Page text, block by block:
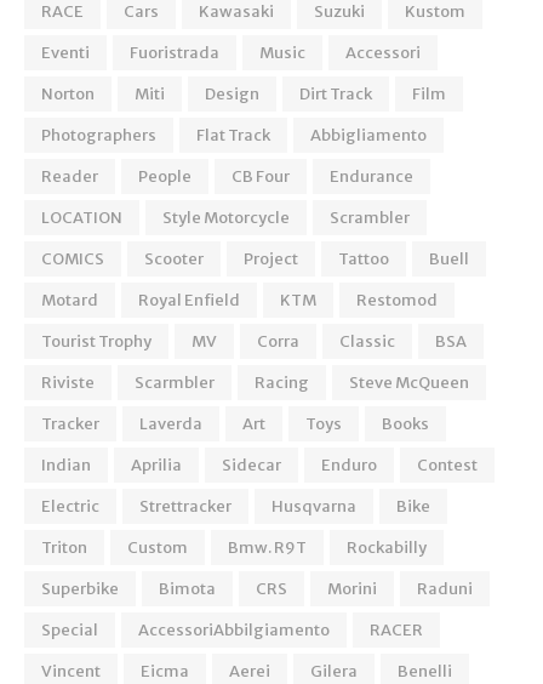
RACE
Cars Kawasaki Suzuki
Kustom
Eventi
Fuoristrada Music
Accessori
Norton
Miti Design Dirt Track
Film
Photographers
Flat Track
Abbigliamento
Reader
People CB Four
Endurance
LOCATION
Style Motorcycle
Scrambler
COMICS
Scooter Project Tattoo
Buell
Motard
Royal Enfield KTM
Restomod
Tourist Trophy
MV Corra Classic
BSA
Riviste
Scarmbler Racing
Steve McQueen
Tracker
Laverda Art Toys
Books
Indian
Aprilia Sidecar Enduro
Contest
Electric
Strettracker Husqvarna
Bike
Triton
Custom Bmw. R9T
Rockabilly
Superbike
Bimota CRS Morini
Raduni
Special
AccessoriAbbilgiamento
RACER
Vincent
Eicma Aerei Gilera
Benelli